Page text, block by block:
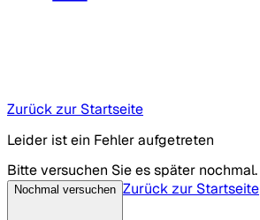
Zurück zur Startseite
Leider ist ein Fehler aufgetreten
Bitte versuchen Sie es später nochmal.
Nochmal versuchen Zurück zur Startseite